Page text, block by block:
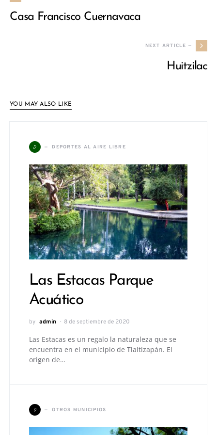
Casa Francisco Cuernavaca
NEXT ARTICLE —
Huitzilac
YOU MAY ALSO LIKE
D DEPORTES AL AIRE LIBRE
Las Estacas Parque
Acuático
by admin 8 de septiembre de 2020
Las Estacas es un regalo la naturaleza que se
encuentra en el municipio de Tlaltizapán. El
origen de…
O OTROS MUNICIPIOS